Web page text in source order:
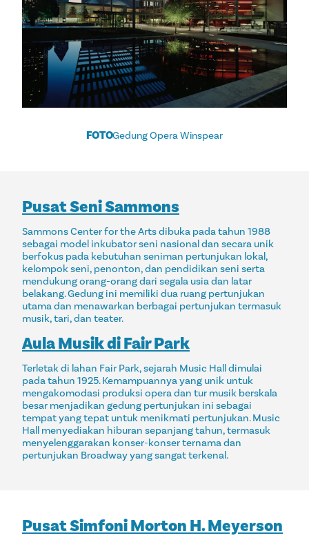
FOTOGedung Opera Winspear
Pusat Seni Sammons
Sammons Center for the Arts dibuka pada tahun 1988
sebagai model inkubator seni nasional dan secara unik
berfokus pada kebutuhan seniman pertunjukan lokal,
kelompok seni, penonton, dan pendidikan seni serta
mendukung orang-orang dari segala usia dan latar
belakang. Gedung ini memiliki dua ruang pertunjukan
utama dan menawarkan berbagai pertunjukan termasuk
musik, tari, dan teater.
Aula Musik di Fair Park
Terletak di lahan Fair Park, sejarah Music Hall dimulai
pada tahun 1925. Kemampuannya yang unik untuk
mengakomodasi produksi opera dan tur musik berskala
besar menjadikan gedung pertunjukan ini sebagai
tempat yang tepat untuk menikmati pertunjukan. Music
Hall menyediakan hiburan sepanjang tahun, termasuk
menyelenggarakan konser-konser ternama dan
pertunjukan Broadway yang sangat terkenal.
Pusat Simfoni Morton H. Meyerson